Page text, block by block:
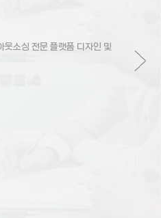
웃소싱 전문 플랫폼 디자인 및